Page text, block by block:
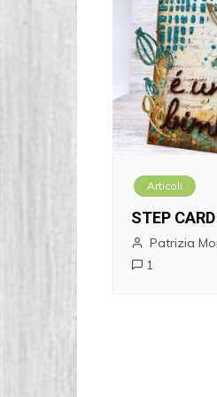
Articoli
STEP
Patrizia
1